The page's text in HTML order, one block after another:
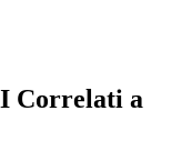
Correlati a